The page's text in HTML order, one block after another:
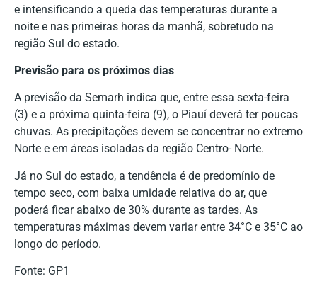
e intensificando a queda das temperaturas durante a
noite e nas primeiras horas da manhã, sobretudo na
região Sul do estado.
Previsão para os próximos dias
A previsão da Semarh indica que, entre essa sexta-feira
(3) e a próxima quinta-feira (9), ο Piauí deverá ter poucas
chuvas. As precipitações devem se concentrar no extremo
Norte e em áreas isoladas da região Centro- Norte.
Já no Sul do estado, a tendência é de predomínio de
tempo seco, com baixa umidade relativa do ar, que
poderá ficar abaixo de 30% durante as tardes. As
temperaturas máximas devem variar entre 34°C e 35°C ao
longo do período.
Fonte: GP1